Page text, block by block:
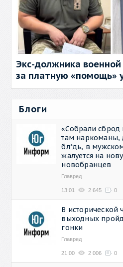
Экс-должника военной
за платную «помощь»
Блоги
«Собрали сброд
там наркоманы,
бл*дь, в
жалуется на
новобранцев
Главред
13:01 2 645 0
В исторической
выходных
гонки
Главред
21:00 2 006 0